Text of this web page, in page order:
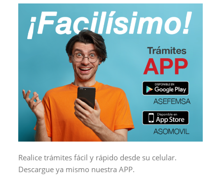
Realice trámites fácil y rápido desde su celular.
Descargue ya mismo nuestra APP.